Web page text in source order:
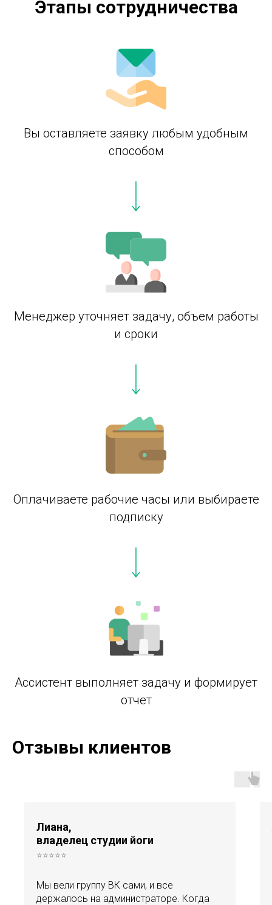
Этапы сотрудничества
Вы оставляете заявку любым удобным
способом
Менеджер уточняет задачу, объем работы
и сроки
Оплачиваете рабочие часы или выбираете
подписку
Ассистент выполняет задачу и формирует
отчет
Отзывы клиентов
Лиана,
владелец студии йоги
⭐⭐⭐⭐⭐
Мы вели группу ВК сами, и все
держалось на администраторе. Когда